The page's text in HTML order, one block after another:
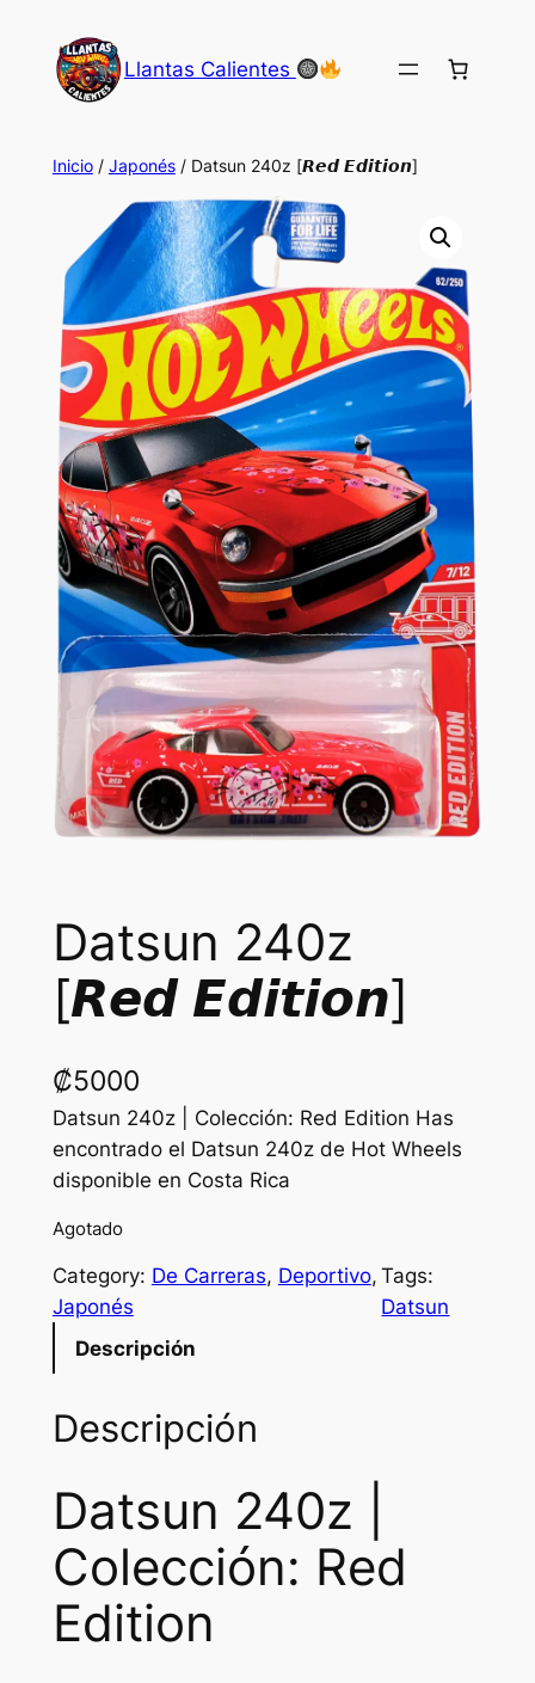
contenido
Llantas Calientes
Inicio/ Japonés/ Datsun 240z [𝙍𝙚𝙙 𝙀𝙙𝙞𝙩𝙞𝙤𝙣]
Datsun 240z
[𝙍𝙚𝙙 𝙀𝙙𝙞𝙩𝙞𝙤𝙣]
₡5000
Datsun 240z | Colección: Red Edition Has
encontrado el Datsun 240z de Hot Wheels
disponible en Costa Rica
Agotado
Category: De Carreras, Deportivo ,
Japonés
Tags:
Datsun
Descripción
Descripción
Datsun 240z |
Colección: Red
Edition